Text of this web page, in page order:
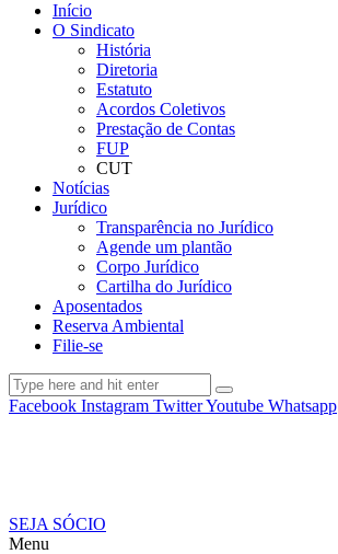
Início
O Sindicato
História
Diretoria
Estatuto
Acordos Coletivos
Prestação de Contas
FUP
CUT
Notícias
Jurídico
Transparência no Jurídico
Agende um plantão
Corpo Jurídico
Cartilha do Jurídico
Aposentados
Reserva Ambiental
Filie-se
Facebook Instagram TwitterYoutube Whatsapp
SEJA SÓCIO
Menu